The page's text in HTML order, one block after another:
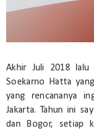
Akhir Juli 2018 lalu
Soekarno Hatta
yang rencananya
Jakarta. Tahun ini
dan Bogor, setiap